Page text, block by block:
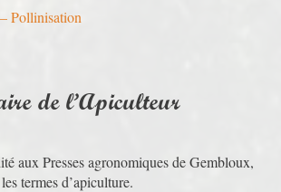
Pollinisation
de l’Apiculteur
aux Presses agronomiques de Gembloux,
termes d’apiculture.